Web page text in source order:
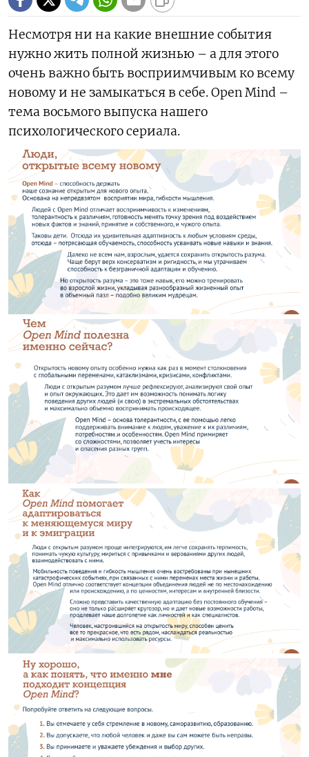
Несмотря ни на какие внешние события
нужно жить полной жизнью – а для этого
очень важно быть восприимчивым ко всему
новому и не замыкаться в себе. Open Mind –
тема восьмого выпуска нашего
психологического сериала.